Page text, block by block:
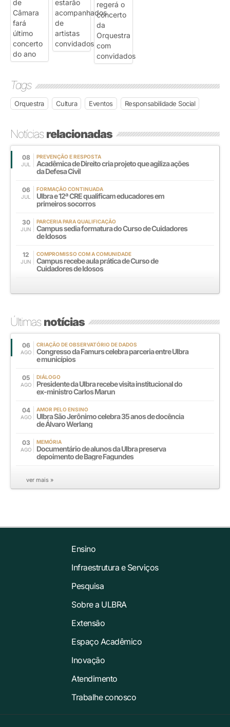
Tags
Orquestra Cultura Eventos Responsabilidade Social
Notíciasrelacionadas
08
JUL
PREVENÇÃO E RESPOSTA
Acadêmica de Direito cria projeto que agiliza ações
da Defesa Civil
06
JUL
FORMAÇÃO CONTINUADA
Ulbra e 12ª CRE qualificam educadores em
primeiros socorros
30
JUN
PARCERIA PARA QUALIFICAÇÃO
Campus sedia formatura do Curso de Cuidadores
de Idosos
12
JUN
COMPROMISSO COM A COMUNIDADE
Campus recebe aula prática de Curso de
Cuidadores de Idosos
Últimasnotícias
06
AGO
CRIAÇÃO DE OBSERVATÓRIO DE DADOS
Congresso da Famurs celebra parceria entre Ulbra
e municípios
05
AGO
DIÁLOGO
Presidente da Ulbra recebe visita institucional do
ex-ministro Carlos Marun
04
AGO
AMOR PELO ENSINO
Ulbra São Jerônimo celebra 35 anos de docência
de Álvaro Werlang
03
AGO
MEMÓRIA
Documentário de alunos da Ulbra preserva
depoimento de Bagre Fagundes
ver mais »
Ensino
Infraestrutura e Serviços
Pesquisa
Sobre a ULBRA
Extensão
Espaço Acadêmico
Inovação
Atendimento
Trabalhe conosco